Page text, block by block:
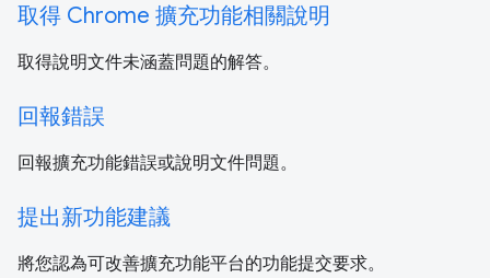
取得 Chrome 擴充功能相關說明
取得說明文件未涵蓋問題的解答。
回報錯誤
回報擴充功能錯誤或說明文件問題。
提出新功能建議
將您認為可改善擴充功能平台的功能提交要求。